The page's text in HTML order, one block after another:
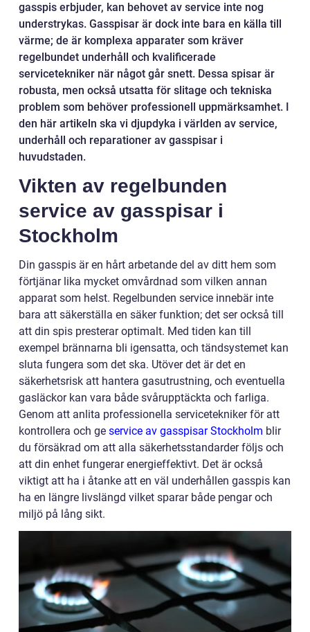
gasspis erbjuder, kan behovet av service inte nog
understrykas. Gasspisar är dock inte bara en källa till
värme; de är komplexa apparater som kräver
regelbundet underhåll och kvalificerade
servicetekniker när något går snett. Dessa spisar är
robusta, men också utsatta för slitage och tekniska
problem som behöver professionell uppmärksamhet. I
den här artikeln ska vi djupdyka i världen av service,
underhåll och reparationer av gasspisar i
huvudstaden.
Vikten av regelbunden
service av gasspisar i
Stockholm
Din gasspis är en hårt arbetande del av ditt hem som
förtjänar lika mycket omvårdnad som vilken annan
apparat som helst. Regelbunden service innebär inte
bara att säkerställa en säker funktion; det ser också till
att din spis presterar optimalt. Med tiden kan till
exempel brännarna bli igensatta, och tändsystemet kan
sluta fungera som det ska. Utöver det är det en
säkerhetsrisk att hantera gasutrustning, och eventuella
gasläckor kan vara både svårupptäckta och farliga.
Genom att anlita professionella servicetekniker för att
kontrollera och ge service av gasspisar Stockholm blir
du försäkrad om att alla säkerhetsstandarder följs och
att din enhet fungerar energieffektivt. Det är också
viktigt att ha i åtanke att en väl underhållen gasspis kan
ha en längre livslängd vilket sparar både pengar och
miljö på lång sikt.